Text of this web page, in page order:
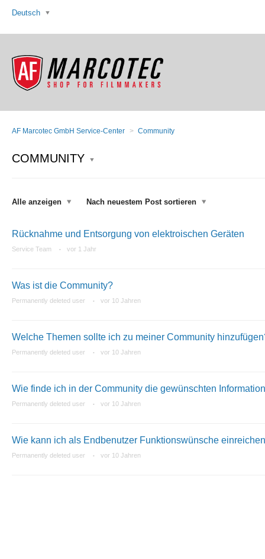
Deutsch
AF Marcotec GmbH Service-Center Community
COMMUNITY
Alle anzeigen Nach neuestem Post sortieren
Rücknahme und Entsorgung von elektroischen Geräten
Service Team vor 1 Jahr
Was ist die Community?
Permanently deleted user vor 10 Jahren
Welche Themen sollte ich zu meiner Community
Permanently deleted user vor 10 Jahren
Wie finde ich in der Community die gewünschten
Permanently deleted user vor 10 Jahren
Wie kann ich als Endbenutzer Funktionswünsche
Permanently deleted user vor 10 Jahren